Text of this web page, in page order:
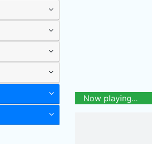
Now playing...